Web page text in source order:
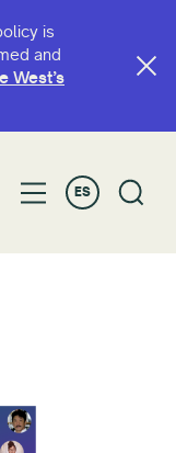
is
and
West’s
ES